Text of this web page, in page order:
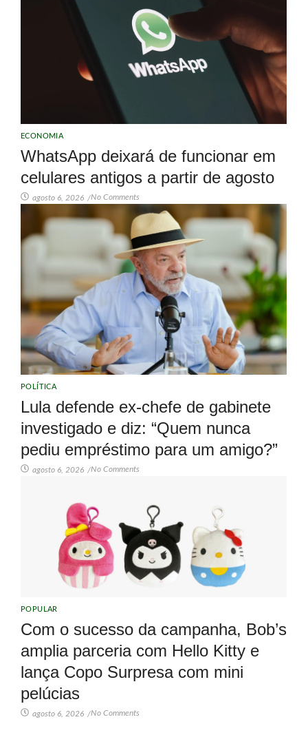
ECONOMIA
WhatsApp deixará de funcionar em
celulares antigos a partir de agosto
agosto 6, 2026 /No Comments
POLÍTICA
Lula defende ex-chefe de gabinete
investigado e diz: “Quem nunca
pediu empréstimo para um amigo?”
agosto 6, 2026 /No Comments
POPULAR
Com o sucesso da campanha, Bob’s
amplia parceria com Hello Kitty e
lança Copo Surpresa com mini
pelúcias
agosto 6, 2026 /No Comments